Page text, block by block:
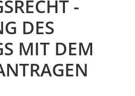
-
DES
MIT DEM